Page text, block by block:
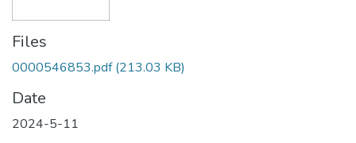
Files
0000546853.pdf (213.03 KB)
Date
2024-5-11